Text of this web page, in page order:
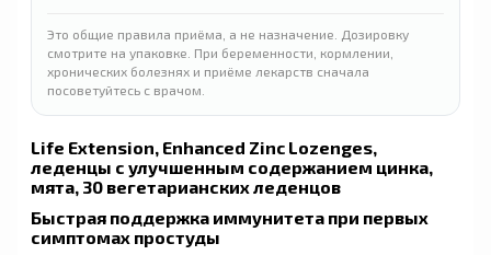
и витамином С, вкус
ванилла, 598 г
и витамином С, со
вкусом клубники и
лимона, 299 г
Это общие правила приёма, а не назначение. Дозировку
смотрите на упаковке. При беременности, кормлении,
хронических болезнях и приёме лекарств сначала
посоветуйтесь с врачом.
Life Extension, Enhanced Zinc Lozenges,
леденцы с улучшенным содержанием цинка,
мята, 30 вегетарианских леденцов
Быстрая поддержка иммунитета при первых
симптомах простуды